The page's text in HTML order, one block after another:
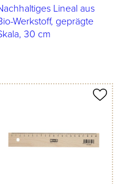
Lineal aus
Werkstoff, geprägte
30 cm